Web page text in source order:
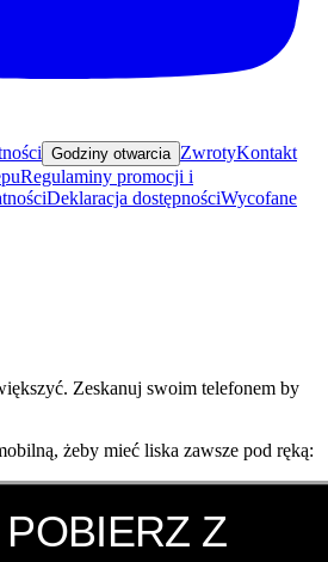
Godziny otwarcia ZwrotyKontakt
Regulaminy promocji i
Deklaracja dostępnościWycofane
Zeskanuj swoim telefonem by
żeby mieć liska zawsze pod ręką: